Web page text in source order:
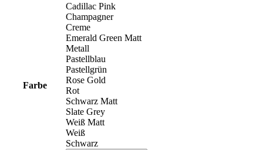
Farbe
Cadillac Pink
Champagner
Creme
Emerald Green Matt
Metall
Pastellblau
Pastellgrün
Rose Gold
Rot
Schwarz Matt
Slate Grey
Weiß Matt
Weiß
Schwarz